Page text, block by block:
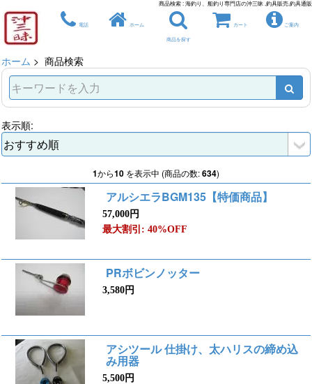
商品検索 : 海釣り、船釣り専門店の沖三昧 ,釣具販売,釣具通販
電話 ホーム
商品を探す
カート ご案内
ホーム > 商品検索
表示順:
1から10 を表示中 (商品の数:634)
アルシエラBGM135【特価商品】
57,000円
最大割引: 40%OFF
PRボビンノッター
3,580円
アシツール 仕掛け、太ハリスの締め込
み用器
5,500円